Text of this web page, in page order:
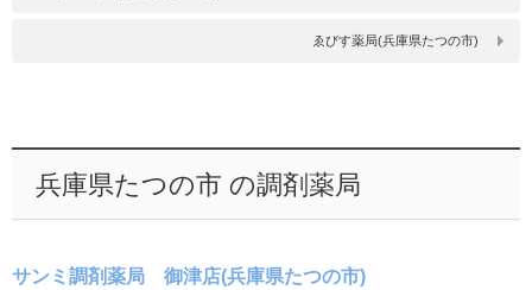
ゑびす薬局(兵庫県たつの市)
兵庫県たつの市 の調剤薬局
サンミ調剤薬局 御津店(兵庫県たつの市)